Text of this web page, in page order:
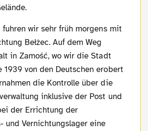
Bełżec. Auf dem Weg
in Zamość, wo wir die Stadt
1939 von den Deutschen erobert
die Kontrolle über die
inklusive der Post und
der Errichtung der
und Vernichtungslager eine